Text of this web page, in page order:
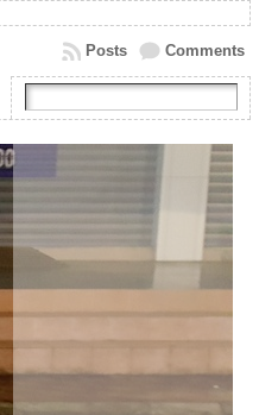
Comments
Posts